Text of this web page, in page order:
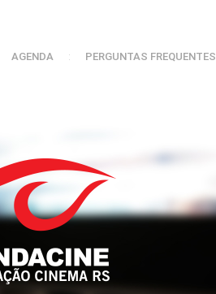
AGENDA : PERGUNTAS FREQUENTES